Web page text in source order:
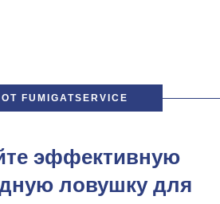
FUMIGATSERVICE
эффективную
ловушку для